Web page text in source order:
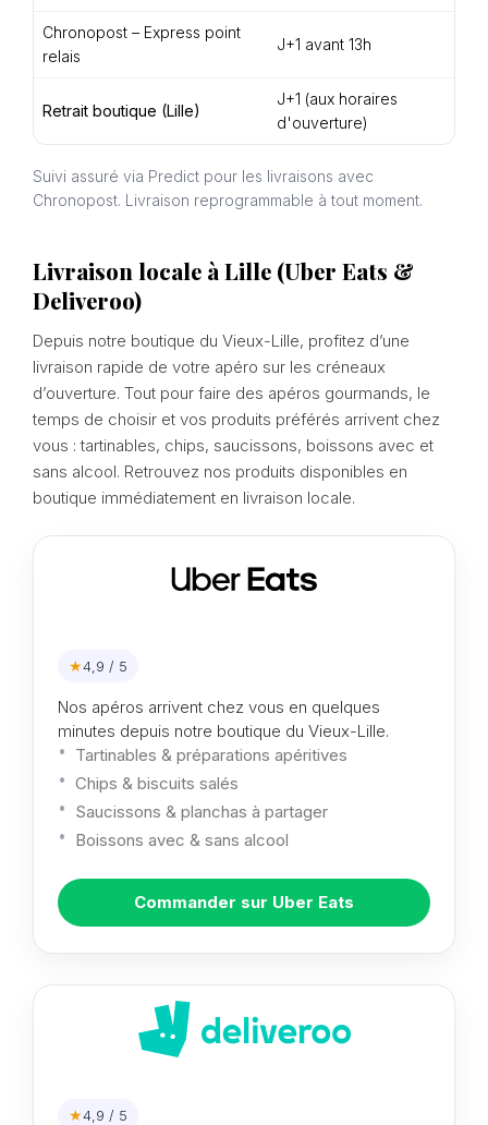
Chronopost – Express point
relais
J+1 avant 13h
Retrait boutique (Lille)
J+1 (aux horaires
d'ouverture)
Suivi assuré via Predict pour les livraisons avec
Chronopost. Livraison reprogrammable à tout moment.
Livraison locale à Lille (Uber Eats &
Deliveroo)
Depuis notre boutique du Vieux-Lille, profitez d’une
livraison rapide de votre apéro sur les créneaux
d’ouverture. Tout pour faire des apéros gourmands, le
temps de choisir et vos produits préférés arrivent chez
vous : tartinables, chips, saucissons, boissons avec et
sans alcool. Retrouvez nos produits disponibles en
boutique immédiatement en livraison locale.
★4,9 / 5
Nos apéros arrivent chez vous en quelques
minutes depuis notre boutique du Vieux-Lille.
Tartinables & préparations apéritives
Chips & biscuits salés
Saucissons & planchas à partager
Boissons avec & sans alcool
Commander sur Uber Eats
★4,9 / 5